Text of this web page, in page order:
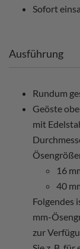
Sofort
Ausführung
Rundum
Geöste
mit
16
40
Folgendes
mm-
zur